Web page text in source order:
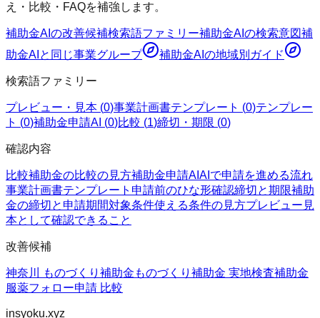
え・比較・FAQを補強します。
補助金AI の改善候補検索語ファミリー補助金AI の検索意図補
助金AI と同じ事業グループ 補助金AI の地域別ガイド
検索語ファミリー
プレビュー・見本 (0)事業計画書テンプレート (0)テンプレー
ト (0)補助金申請AI (0)比較 (1)締切・期限 (0)
確認内容
比較補助金の比較の見方補助金申請AI AIで申請を進める流れ
事業計画書テンプレート 申請前のひな形確認締切と期限補助
金の締切と申請期間対象条件使える条件の見方プレビュー 見
本として確認できること
改善候補
神奈川 ものづくり補助金 ものづくり補助金 実地検査補助金
服薬フォロー申請 比較
insyoku.xyz